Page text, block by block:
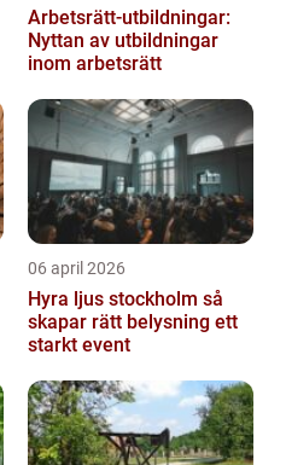
Arbetsrätt-utbildningar:
Nyttan av utbildningar
inom arbetsrätt
06 april 2026
Hyra ljus stockholm så
skapar rätt belysning ett
starkt event